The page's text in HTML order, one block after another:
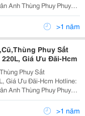
Phuy
Xanh Dương - >1 năm
Phuy Sắt
Giá Ưu Đãi-Hcm
Phuy Sắt
Ưu Đãi-Hcm Hotline:
Phuy
Xanh Dương - >1 năm